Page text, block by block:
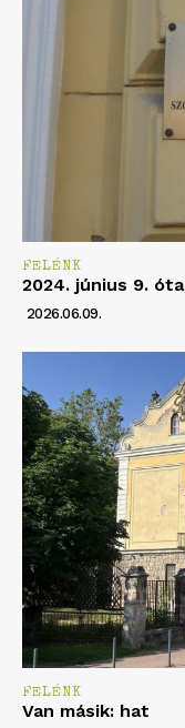
FELÉNK
2024. június 9. óta
2026.06.09.
FELÉNK
Van másik: hat